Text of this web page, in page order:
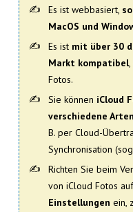
Es ist webbasiert,
MacOS und
Es ist mit über 30
Markt kompatibel
Fotos.
Sie können iCloud
verschiedene
B. per Cloud-
Synchronisation
Richten Sie beim
von iCloud Fotos
Einstellungen ein,